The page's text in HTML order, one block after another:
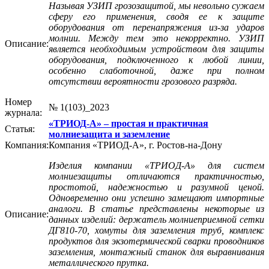
Описание:
Называя УЗИП грозозащитой, мы невольно сужаем
сферу его применения, сводя ее к защите
оборудования от перенапряжения из-за ударов
молнии. Между тем это некорректно. УЗИП
является необходимым устройством для защиты
оборудования, подключенного к любой линии,
особенно слаботочной, даже при полном
отсутствии вероятности грозового разряда.
Номер
журнала:
№ 1(103)_2023
Статья:
«ТРИОД-А» – простая и практичная
молниезащита и заземление
Компания:Компания «ТРИОД-А», г. Ростов‑на-Дону
Описание:
Изделия компании «ТРИОД-А» для систем
молниезащиты отличаются практичностью,
простотой, надежностью и разумной ценой.
Одновременно они успешно замещают импортные
аналоги. В статье представлены некоторые из
данных изделий: держатель молниеприемной сетки
ДГ810-70, хомуты для заземления труб, комплекс
продуктов для экзотермической сварки проводников
заземления, монтажный станок для выравнивания
металлического прутка.